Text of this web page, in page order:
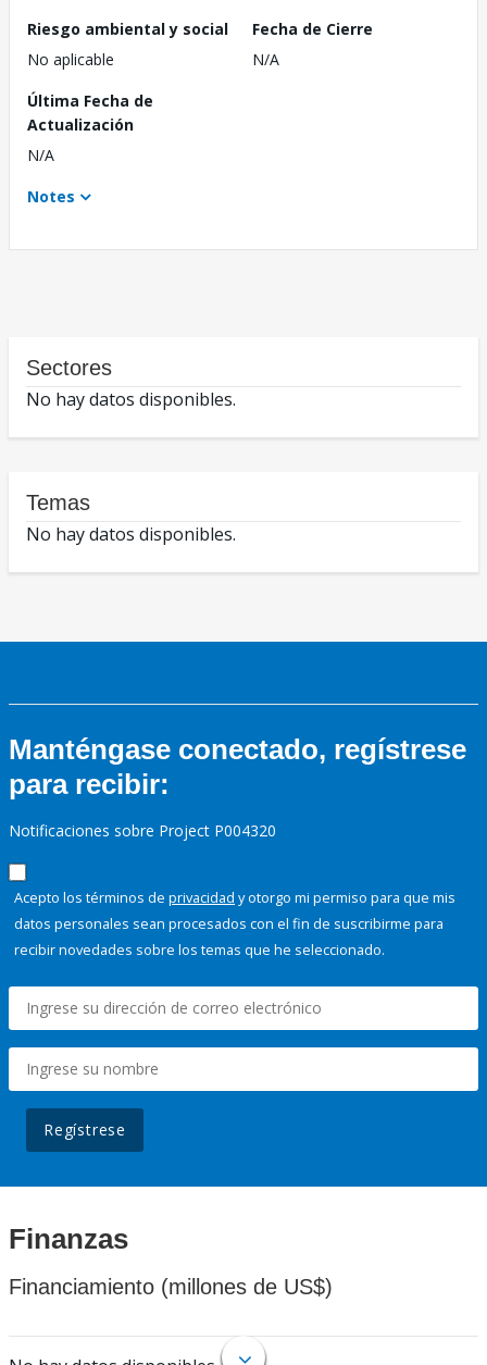
Riesgo ambiental y social
No aplicable
Fecha de Cierre
N/A
Última Fecha de
Actualización
N/A
Notes
Sectores
No hay datos disponibles.
Temas
No hay datos disponibles.
Manténgase conectado, regístrese
para recibir:
Notificaciones sobre Project P004320
Acepto los términos de privacidad y otorgo mi permiso para que mis
datos personales sean procesados con el fin de suscribirme para
recibir novedades sobre los temas que he seleccionado.
Regístrese
Finanzas
Financiamiento (millones de US$)